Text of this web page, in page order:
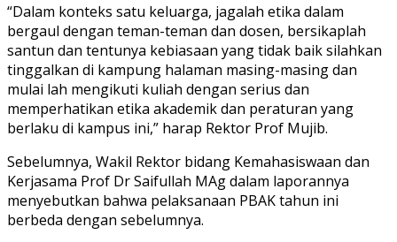
“Dalam konteks satu keluarga, jagalah etika dalam
bergaul dengan teman-teman dan dosen, bersikaplah
santun dan tentunya kebiasaan yang tidak baik silahkan
tinggalkan di kampung halaman masing-masing dan
mulai lah mengikuti kuliah dengan serius dan
memperhatikan etika akademik dan peraturan yang
berlaku di kampus ini,” harap Rektor Prof Mujib.
Sebelumnya, Wakil Rektor bidang Kemahasiswaan dan
Kerjasama Prof Dr Saifullah MAg dalam laporannya
menyebutkan bahwa pelaksanaan PBAK tahun ini
berbeda dengan sebelumnya.